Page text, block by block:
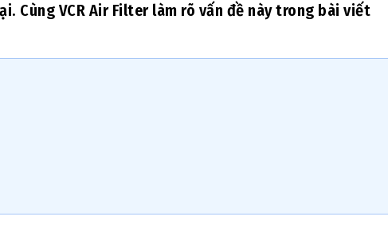
Cùng VCR Air Filter làm rõ vấn đề này trong bài viết